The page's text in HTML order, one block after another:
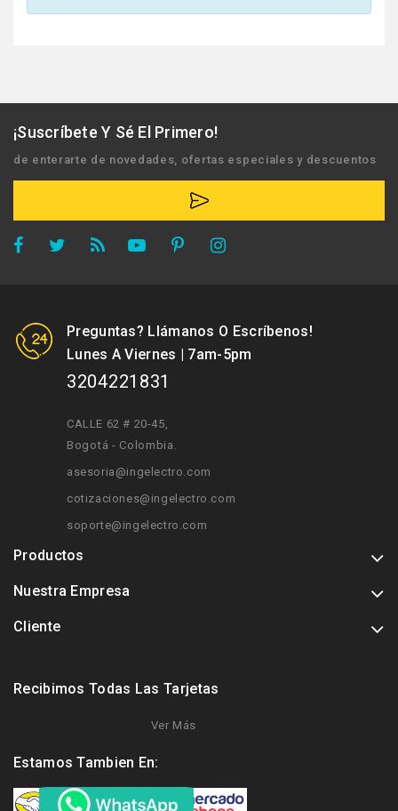
¡Suscríbete Y Sé El Primero!
de enterarte de novedades, ofertas especiales y descuentos
Preguntas? Llámanos O Escríbenos!
Lunes A Viernes | 7am-5pm
3204221831
CALLE 62 # 20-45
Bogotá - Colombia.
asesoria@ingelectro.com
cotizaciones@ingelectro.com
soporte@ingelectro.com
Productos
Nuestra Empresa
Cliente
Recibimos Todas Las Tarjetas
Ver Más
Estamos Tambien En: